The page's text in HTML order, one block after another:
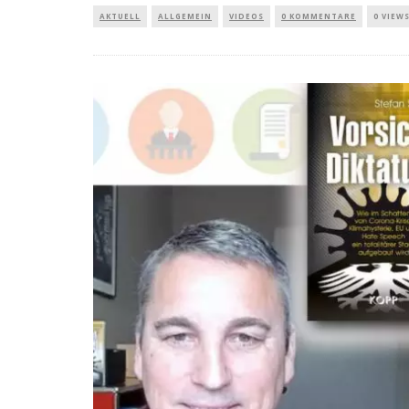
AKTUELL ALLGEMEIN VIDEOS 0 KOMMENTARE 0 VIEWS